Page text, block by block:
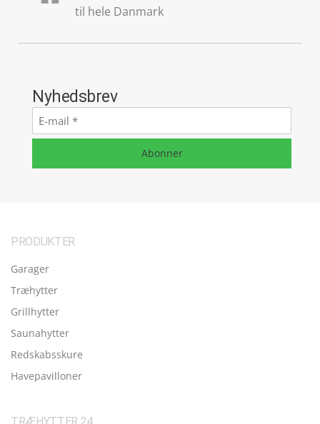
til hele Danmark
Nyhedsbrev
E-
mail*
Abonner
PRODUKTER
Garager
Træhytter
Grillhytter
Saunahytter
Redskabsskure
Havepavilloner
TRÆHYTTER 24